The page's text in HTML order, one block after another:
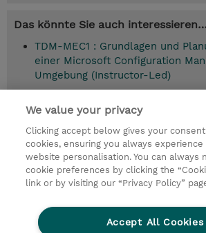
Das könnte Sie auch interessieren…
TDM-MEC1 : Grundlagen und
einer Microsoft Configuration
Umgebung (Instructor-Led)
TDM-MEC2 : Administration
Configuration Manager (Instructor-
© 2026 TD SYNNEX
Ethics and Compliance
Ethics
We value your privacy
Clicking accept below gives your
cookies, ensuring you always
website personalisation. You can always
cookie preferences by clicking the
link or by visiting our “Privacy Policy”
Accept All Cookies